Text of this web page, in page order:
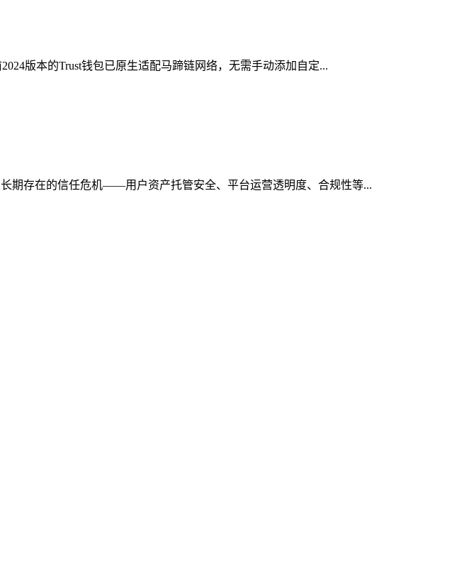
版本的Trust钱包已原生适配马蹄链网络，无需手动添加自定...
期存在的信任危机——用户资产托管安全、平台运营透明度、合规性等...